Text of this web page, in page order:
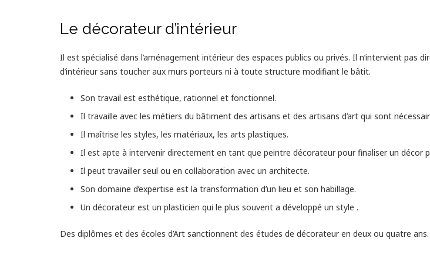
Le décorateur d’intérieur
Il est spécialisé dans l’aménagement intérieur des espaces publics ou privés. Il n’intervient pas
d’intérieur sans toucher aux murs porteurs ni à toute structure modifiant le bâtit.
Son travail est esthétique, rationnel et fonctionnel.
Il travaille avec les métiers du bâtiment des artisans et des artisans d’art qui sont
Il maîtrise les styles, les matériaux, les arts plastiques.
Il est apte à intervenir directement en tant que peintre décorateur pour finaliser un décor
Il peut travailler seul ou en collaboration avec un architecte.
Son domaine d’expertise est la transformation d’un lieu et son habillage.
Un décorateur est un plasticien qui le plus souvent a développé un style .
Des diplômes et des écoles d’Art sanctionnent des études de décorateur en deux ou quatre ans.